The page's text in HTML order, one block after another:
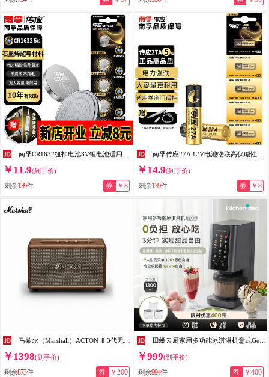
￥11.9(到手价)
剩余139件 券 ￥8
￥14.9(到手价)
剩余139件 券 ￥8
￥1398(到手价)
剩余873件 券 ￥200
￥999(到手价)
剩余994件 券 ￥400